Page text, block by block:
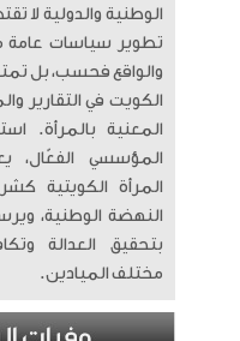
الوطنية والدولية لا
تطوير سياسات عامة
والواقع فحسب، بل
الكويت في التقارير
المعنية بالمرأة.
المؤسسي الفعّال،
المرأة الكويتية
النهضة الوطنية،
بتحقيق العدالة
مختلف الميادين.